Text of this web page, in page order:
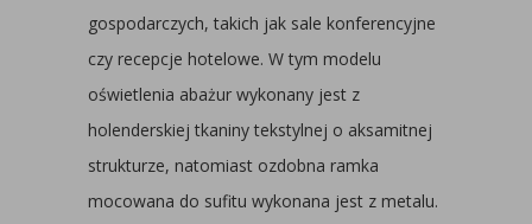
gospodarczych, takich jak sale konferencyjne
czy recepcje hotelowe. W tym modelu
oświetlenia abażur wykonany jest z
holenderskiej tkaniny tekstylnej o aksamitnej
strukturze, natomiast ozdobna ramka
mocowana do sufitu wykonana jest z metalu.